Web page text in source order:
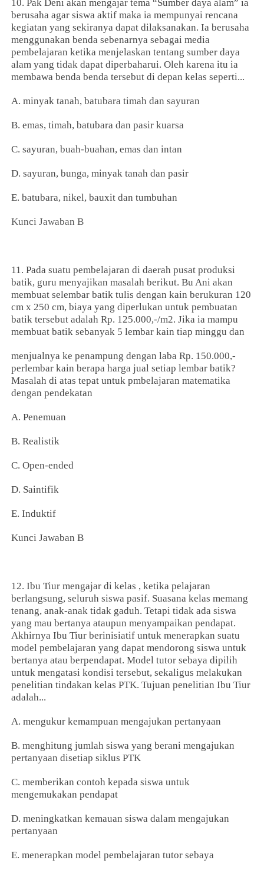
10. Pak Deni akan mengajar tema “Sumber daya alam” ia
berusaha agar siswa aktif maka ia mempunyai rencana
kegiatan yang sekiranya dapat dilaksanakan. Ia berusaha
menggunakan benda sebenarnya sebagai media
pembelajaran ketika menjelaskan tentang sumber daya
alam yang tidak dapat diperbaharui. Oleh karena itu ia
membawa benda benda tersebut di depan kelas seperti...
A. minyak tanah, batubara timah dan sayuran
B. emas, timah, batubara dan pasir kuarsa
C. sayuran, buah-buahan, emas dan intan
D. sayuran, bunga, minyak tanah dan pasir
E. batubara, nikel, bauxit dan tumbuhan
Kunci Jawaban B
11. Pada suatu pembelajaran di daerah pusat produksi
batik, guru menyajikan masalah berikut. Bu Ani akan
membuat selembar batik tulis dengan kain berukuran 120
cm x 250 cm, biaya yang diperlukan untuk pembuatan
batik tersebut adalah Rp. 125.000,-/m2. Jika ia mampu
membuat batik sebanyak 5 lembar kain tiap minggu dan
menjualnya ke penampung dengan laba Rp. 150.000,-
perlembar kain berapa harga jual setiap lembar batik?
Masalah di atas tepat untuk pmbelajaran matematika
dengan pendekatan
A. Penemuan
B. Realistik
C. Open-ended
D. Saintifik
E. Induktif
Kunci Jawaban B
12. Ibu Tiur mengajar di kelas , ketika pelajaran
berlangsung, seluruh siswa pasif. Suasana kelas memang
tenang, anak-anak tidak gaduh. Tetapi tidak ada siswa
yang mau bertanya ataupun menyampaikan pendapat.
Akhirnya Ibu Tiur berinisiatif untuk menerapkan suatu
model pembelajaran yang dapat mendorong siswa untuk
bertanya atau berpendapat. Model tutor sebaya dipilih
untuk mengatasi kondisi tersebut, sekaligus melakukan
penelitian tindakan kelas PTK. Tujuan penelitian Ibu Tiur
adalah...
A. mengukur kemampuan mengajukan pertanyaan
B. menghitung jumlah siswa yang berani mengajukan
pertanyaan disetiap siklus PTK
C. memberikan contoh kepada siswa untuk
mengemukakan pendapat
D. meningkatkan kemauan siswa dalam mengajukan
pertanyaan
E. menerapkan model pembelajaran tutor sebaya